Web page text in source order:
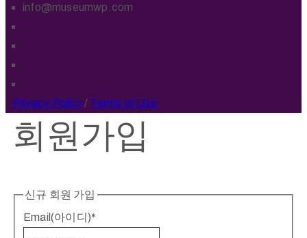
info@museumwp.com
Privacy Policy/ Terms of Use
회원가입
신규 회원 가입
Email(아이디)*